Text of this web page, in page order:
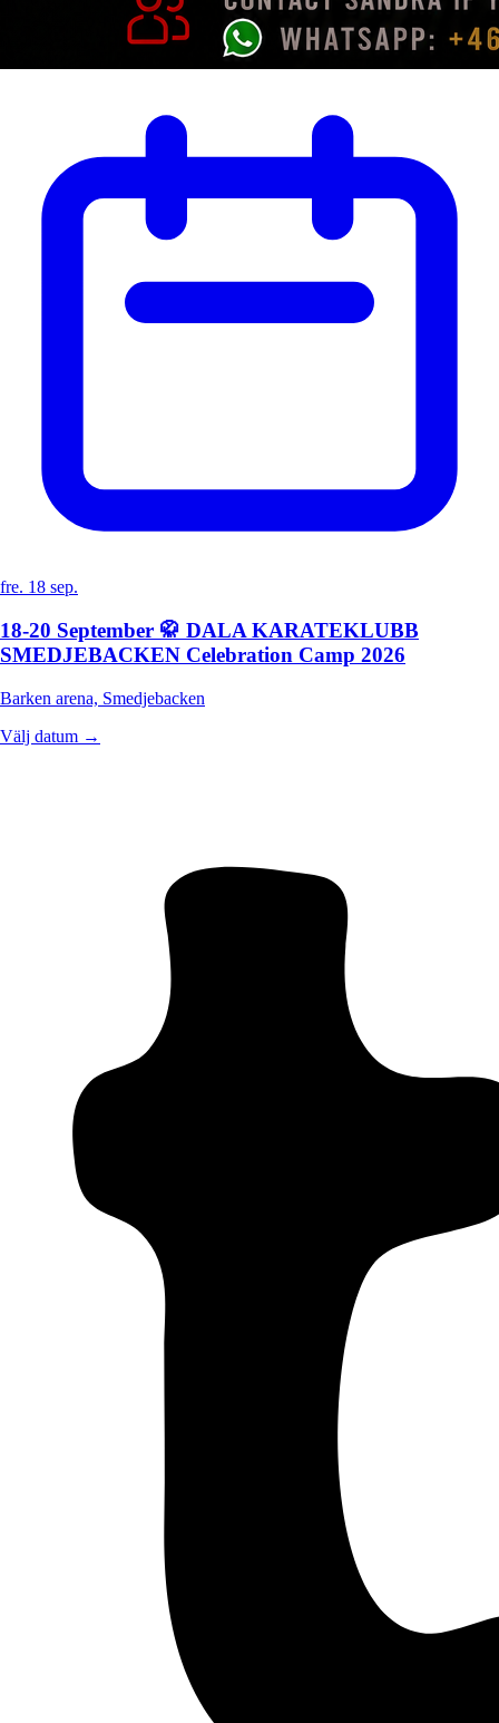
fre. 18 sep.
18-20 September 🥋 DALA KARATEKLUBB
SMEDJEBACKEN Celebration Camp 2026
Barken arena, Smedjebacken
Välj datum →